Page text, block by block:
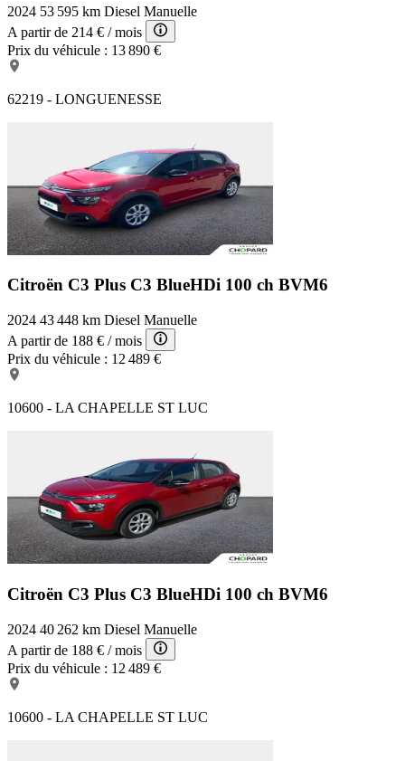
2024 53 595 km Diesel Manuelle
A partir de 214 € / mois
Prix du véhicule : 13 890 €
62219 - LONGUENESSE
Citroën C3 Plus C3 BlueHDi 100 ch BVM6
2024 43 448 km Diesel Manuelle
A partir de 188 € / mois
Prix du véhicule : 12 489 €
10600 - LA CHAPELLE ST LUC
Citroën C3 Plus C3 BlueHDi 100 ch BVM6
2024 40 262 km Diesel Manuelle
A partir de 188 € / mois
Prix du véhicule : 12 489 €
10600 - LA CHAPELLE ST LUC